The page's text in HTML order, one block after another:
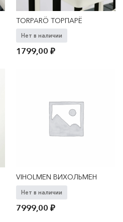
TORPARÖ ТОРПАРЁ
Нет в наличии
1799,00₽
VIHOLMEN ВИХОЛЬМЕН
Нет в наличии
7999,00₽